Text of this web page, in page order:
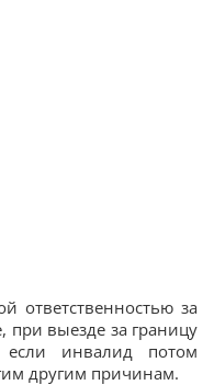
ответственностью за
при выезде за границу
инвалид потом
другим причинам.